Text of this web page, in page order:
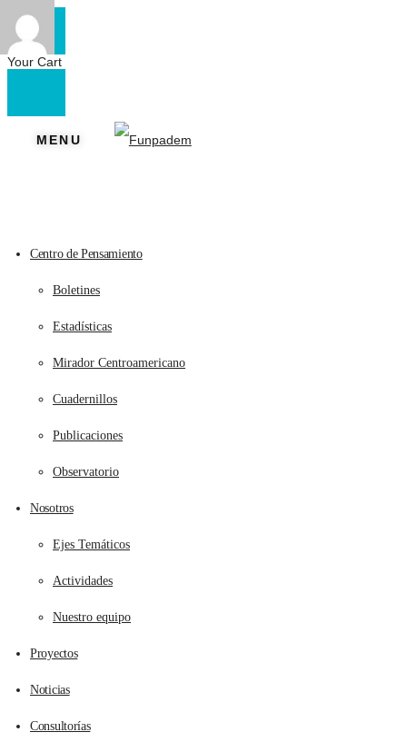
Your Cart
MENU
Centro de Pensamiento
Boletines
Estadísticas
Mirador Centroamericano
Cuadernillos
Publicaciones
Observatorio
Nosotros
Ejes Temáticos
Actividades
Nuestro equipo
Proyectos
Noticias
Consultorías